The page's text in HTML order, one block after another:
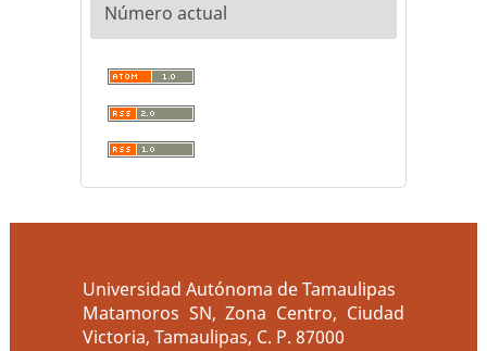
Número actual
Universidad Autónoma de Tamaulipas
Matamoros SN, Zona Centro, Ciudad
Victoria, Tamaulipas, C. P. 87000